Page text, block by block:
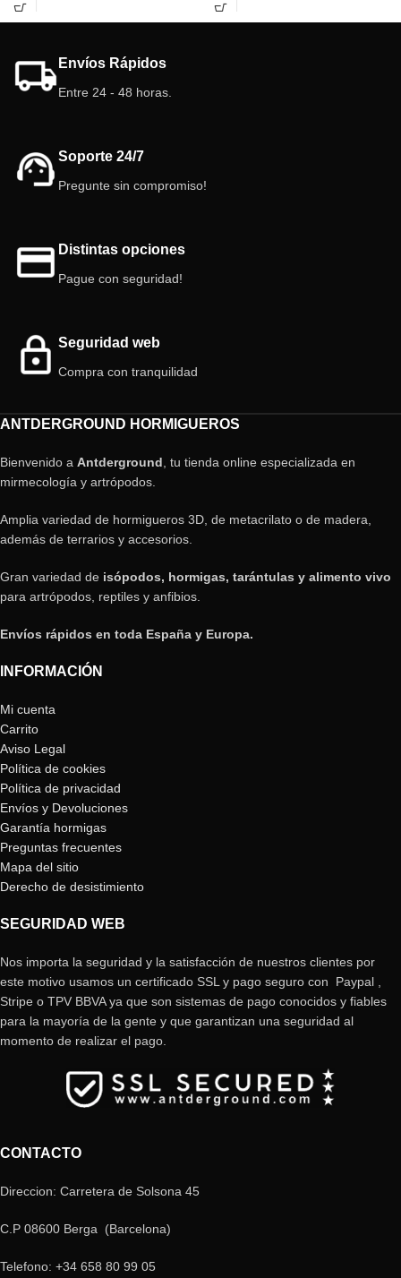
compañeros!
Envíos Rápidos
Entre 24 - 48 horas.
Soporte 24/7
Pregunte sin compromiso!
Distintas opciones
Pague con seguridad!
Seguridad web
Compra con tranquilidad
ANTDERGROUND HORMIGUEROS
Bienvenido a Antderground , tu tienda online especializada en
mirmecología y artrópodos.
Amplia variedad de hormigueros 3D, de metacrilato o de madera,
además de terrarios y accesorios.
Gran variedad de isópodos, hormigas, tarántulas y alimento vivo
para artrópodos, reptiles y anfibios.
Envíos rápidos en toda España y Europa.
INFORMACIÓN
Mi cuenta
Carrito
Aviso Legal
Política de cookies
Política de privacidad
Envíos y Devoluciones
Garantía hormigas
Preguntas frecuentes
Mapa del sitio
Derecho de desistimiento
SEGURIDAD WEB
Nos importa la seguridad y la satisfacción de nuestros clientes por
este motivo usamos un certificado SSL y pago seguro con Paypal ,
Stripe o TPV BBVA ya que son sistemas de pago conocidos y fiables
para la mayoría de la gente y que garantizan una seguridad al
momento de realizar el pago.
CONTACTO
Direccion: Carretera de Solsona 45
C.P 08600 Berga (Barcelona)
Telefono: +34 658 80 99 05